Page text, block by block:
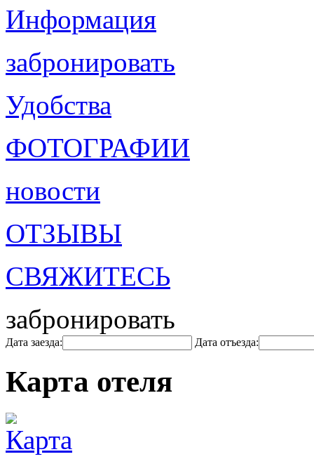
Информация
забронировать
Удобства
ФОТОГРАФИИ
новости
ОТЗЫВЫ
СВЯЖИТЕСЬ
забронировать
Дата заезда: Дата отъезда:
Карта отеля